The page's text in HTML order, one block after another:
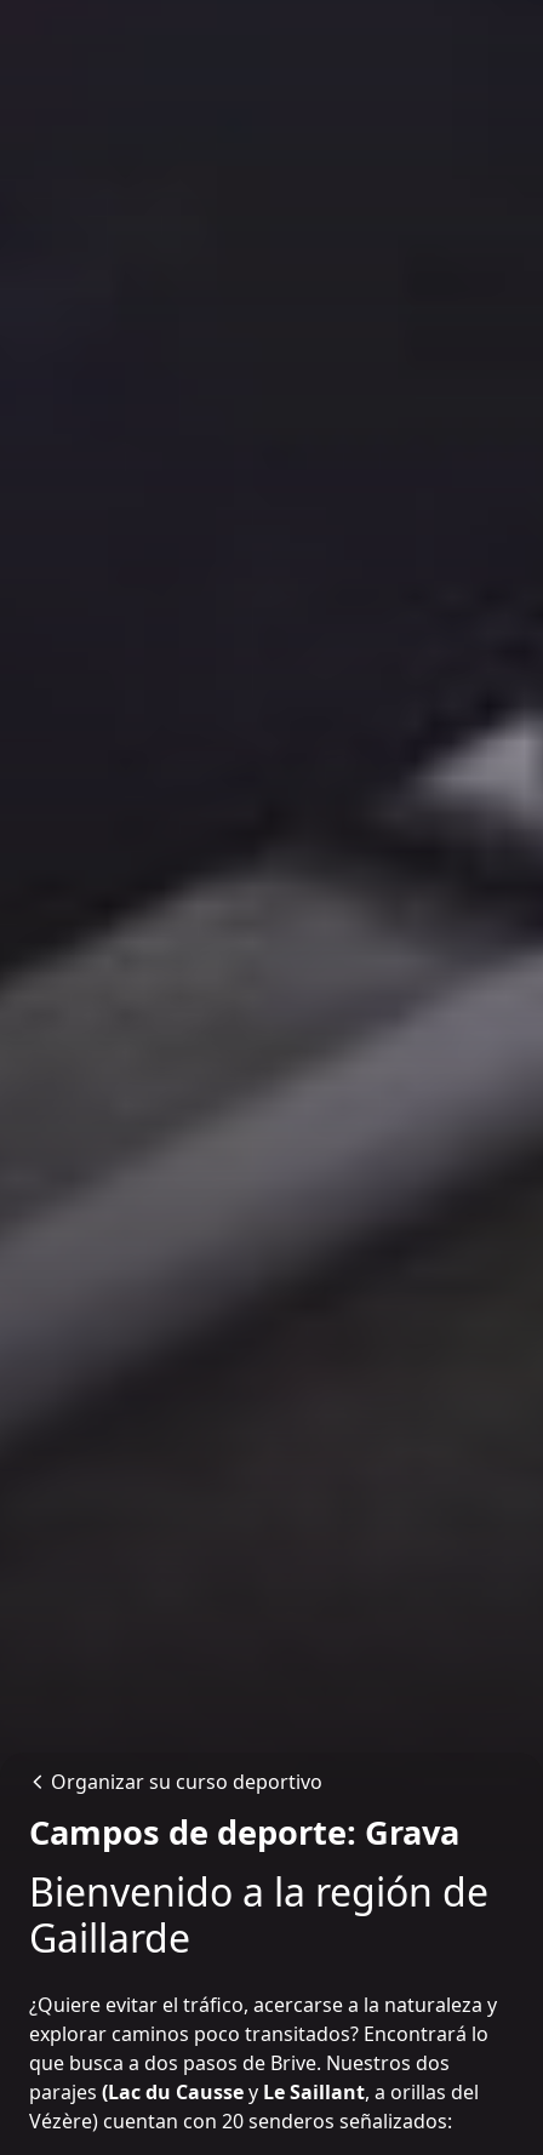
Organizar su curso deportivo
Campos de deporte: Grava
Bienvenido a la región de
Gaillarde
¿Quiere evitar el tráfico, acercarse a la naturaleza y
explorar caminos poco transitados? Encontrará lo
que busca a dos pasos de Brive. Nuestros dos
parajes (Lac du Caussey Le Saillant, a orillas del
Vézère) cuentan con 20 senderos señalizados: